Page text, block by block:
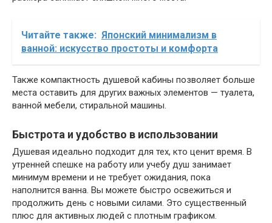
Читайте также: Японский минимализм в
ванной: искусство простоты и комфорта
Также компактность душевой кабины позволяет больше
места оставить для других важных элементов — туалета,
ванной мебели, стиральной машины.
Быстрота и удобство в использовании
Душевая идеально подходит для тех, кто ценит время. В
утренней спешке на работу или учебу душ занимает
минимум времени и не требует ожидания, пока
наполнится ванна. Вы можете быстро освежиться и
продолжить день с новыми силами. Это существенный
плюс для активных людей с плотным графиком.